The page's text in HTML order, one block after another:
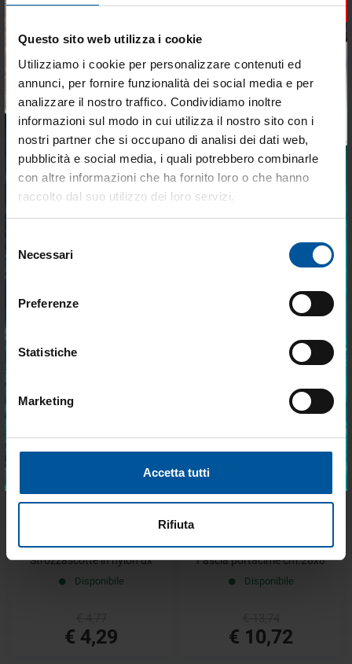
Tieniti aggiornato sulle
migliori occasioni per la tua
barca
vantaggiose e selezionate per chi vive la
Questo sito web utilizza i cookie
Utilizziamo i cookie per personalizzare contenuti ed
annunci, per fornire funzionalità dei social media e per
analizzare il nostro traffico. Condividiamo inoltre
informazioni sul modo in cui utilizza il nostro sito con i
nostri partner che si occupano di analisi dei dati web,
pubblicità e social media, i quali potrebbero combinarle
con altre informazioni che ha fornito loro o che hanno
raccolto dal suo utilizzo dei loro servizi.
delNecessari
Preferenze
Statistiche
Marketing
Accetta tutti
Rifiuta
Riparare le Vele PSP
"Spinnaker"
a partire da
€ 17,81
€ 16,92
€ 256,07
€ 230,46
- 30%
c/arric.mm.5
- 28%
Bozzello fisso su sfere Ø
€ 10,09
- 10%
Strozzascotte in nylon dx
Disponibile
€ 4,29
- 22%
Fascia portacime cm.28x8
Disponibile
€ 10,72